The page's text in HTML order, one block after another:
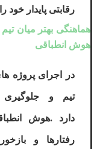
رقابتی پایدار خود
هماهنگی بهتر میان
هوش انطباقی
در اجرای پروژه
تیم و جلوگیری
دارد .هوش
رفتارها و